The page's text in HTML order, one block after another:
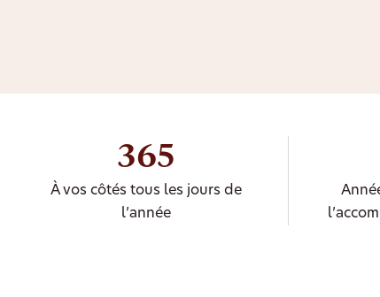
365
À vos côtés tous les jours de
l’année